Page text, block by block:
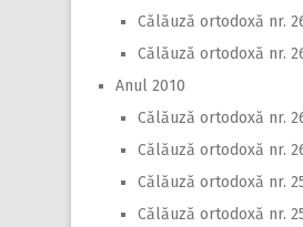
Călăuză ortodoxă nr.
Călăuză ortodoxă nr.
Anul 2010
Călăuză ortodoxă nr.
Călăuză ortodoxă nr.
Călăuză ortodoxă nr.
Călăuză ortodoxă nr.